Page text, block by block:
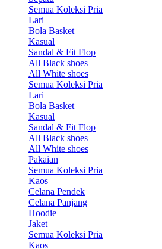
Semua Koleksi Pria
Lari
Bola Basket
Kasual
Sandal & Fit Flop
All Black shoes
All White shoes
Semua Koleksi Pria
Lari
Bola Basket
Kasual
Sandal & Fit Flop
All Black shoes
All White shoes
Pakaian
Semua Koleksi Pria
Kaos
Celana Pendek
Celana Panjang
Hoodie
Jaket
Semua Koleksi Pria
Kaos